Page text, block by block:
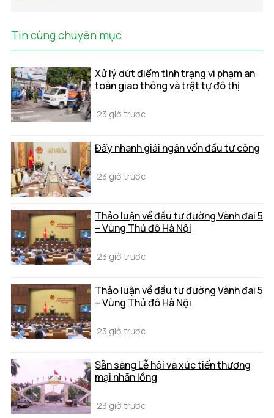
Tin cùng chuyên mục
Xử lý dứt điểm tình trạng vi phạm an
toàn giao thông và trật tự đô thị
23 giờ trước
Đẩy nhanh giải ngân vốn đầu tư công
23 giờ trước
Thảo luận về đầu tư đường Vành đai 5
– Vùng Thủ đô Hà Nội
23 giờ trước
Thảo luận về đầu tư đường Vành đai 5
– Vùng Thủ đô Hà Nội
23 giờ trước
Sẵn sàng Lễ hội và xúc tiến thương
mại nhãn lồng
23 giờ trước